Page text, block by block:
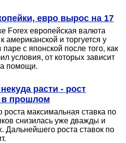
евро вырос на 17
Forex европейская валюта
и торгуется у
с японской после того, как
условия, от которых зависит
помощи.
расти - рост
в прошлом
роста максимальная ставка по
снизилась уже дважды и
Дальнейшего роста ставок по